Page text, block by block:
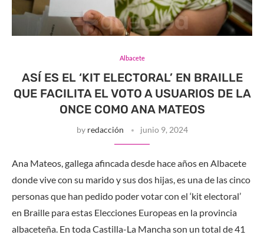
Albacete
ASÍ ES EL ‘KIT ELECTORAL’ EN BRAILLE
QUE FACILITA EL VOTO A USUARIOS DE LA
ONCE COMO ANA MATEOS
by redacción junio 9, 2024
Ana Mateos, gallega afincada desde hace años en Albacete
donde vive con su marido y sus dos hijas, es una de las cinco
personas que han pedido poder votar con el ‘kit electoral’
en Braille para estas Elecciones Europeas en la provincia
albaceteña. En toda Castilla-La Mancha son un total de 41